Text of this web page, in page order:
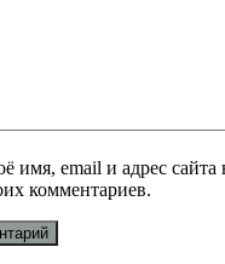
имя, email и адрес сайта
комментариев.